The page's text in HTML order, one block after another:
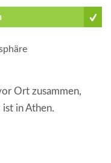
Ort zusammen,
ist in Athen.